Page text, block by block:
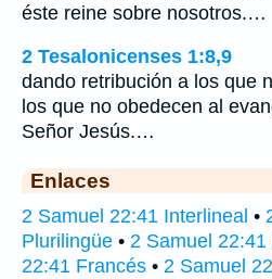
éste reine sobre nosotros.…
2 Tesalonicenses 1:8,9
dando retribución a los que
los que no obedecen al
Señor Jesús.…
Enlaces
2 Samuel 22:41 Interlineal •
Plurilingüe • 2 Samuel 22:41
22:41 Francés • 2 Samuel